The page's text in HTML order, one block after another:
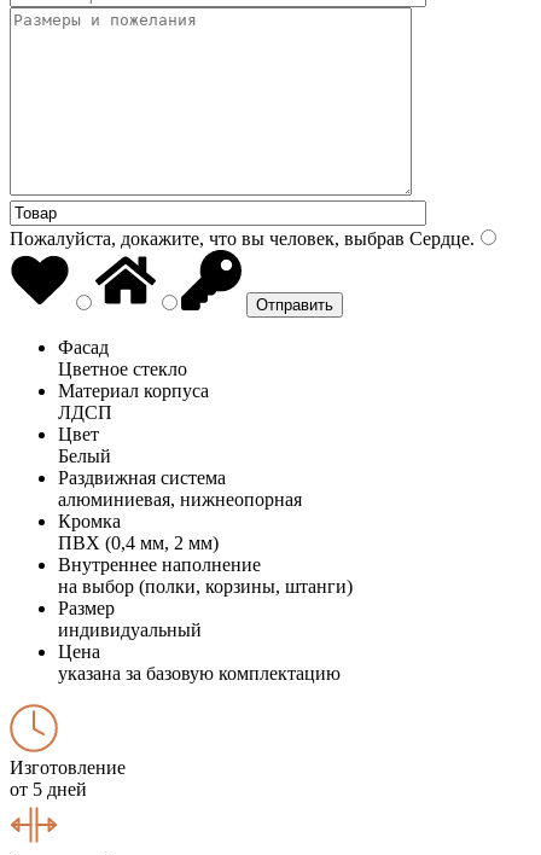
Пожалуйста, докажите, что вы человек, выбрав Сердце.
Фасад
Цветное стекло
Материал корпуса
ЛДСП
Цвет
Белый
Раздвижная система
алюминиевая, нижнеопорная
Кромка
ПВХ (0,4 мм, 2 мм)
Внутреннее наполнение
на выбор (полки, корзины, штанги)
Размер
индивидуальный
Цена
указана за базовую комплектацию
Изготовление
от 5 дней